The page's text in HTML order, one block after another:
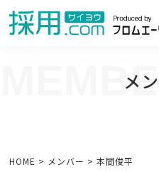
メ
HOME > メンバー >本間俊平